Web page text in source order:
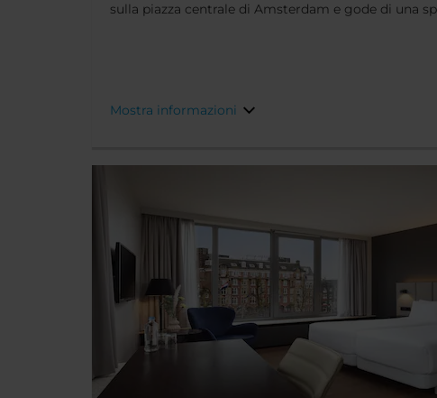
sulla piazza centrale di Amsterdam e gode di una
Mostra informazioni